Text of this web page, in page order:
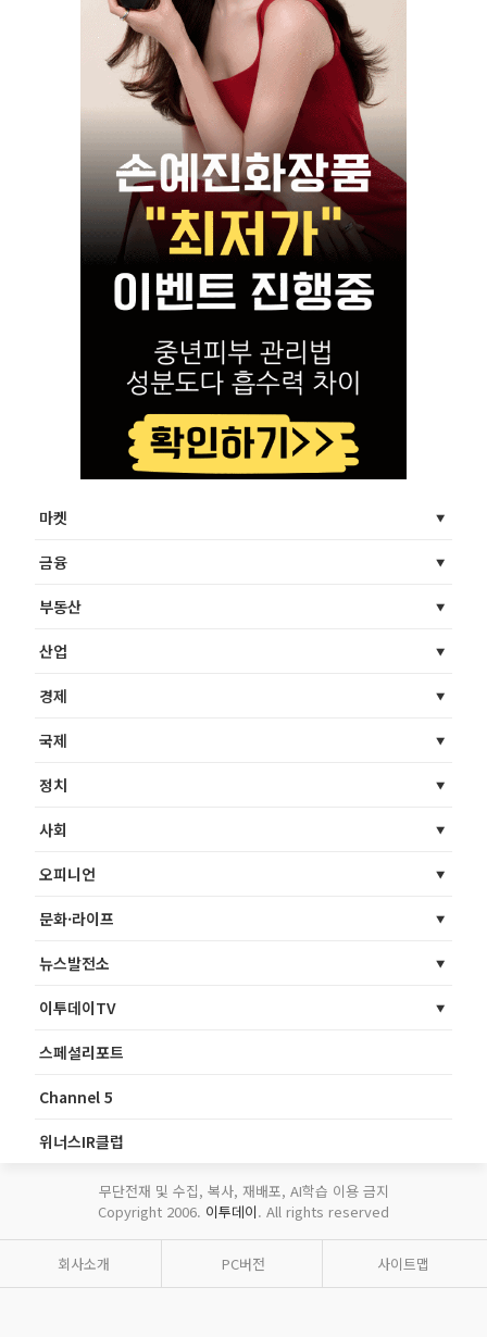
마켓
금융
부동산
산업
경제
국제
정치
사회
오피니언
문화·라이프
뉴스발전소
이투데이TV
스페셜리포트
Channel 5
위너스IR클럽
무단전재 및 수집, 복사, 재배포, AI학습 이용 금지
Copyright 2006. 이투데이. All rights reserved
회사소개 PC버전 사이트맵